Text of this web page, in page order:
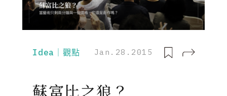
Idea｜觀點 Jan.28.2015
蘇富比之狼？